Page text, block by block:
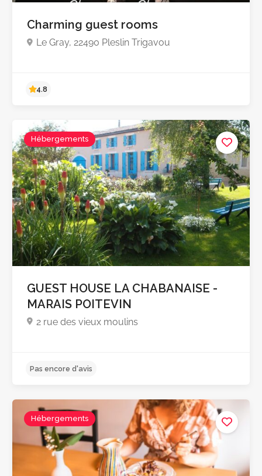
5.0
Charming guest rooms
Le Gray, 22490 Pleslin Trigavou
Hébergements
GUEST HOUSE LA CHABANAISE -
MARAIS POITEVIN
2 rue des vieux moulins
Hébergements